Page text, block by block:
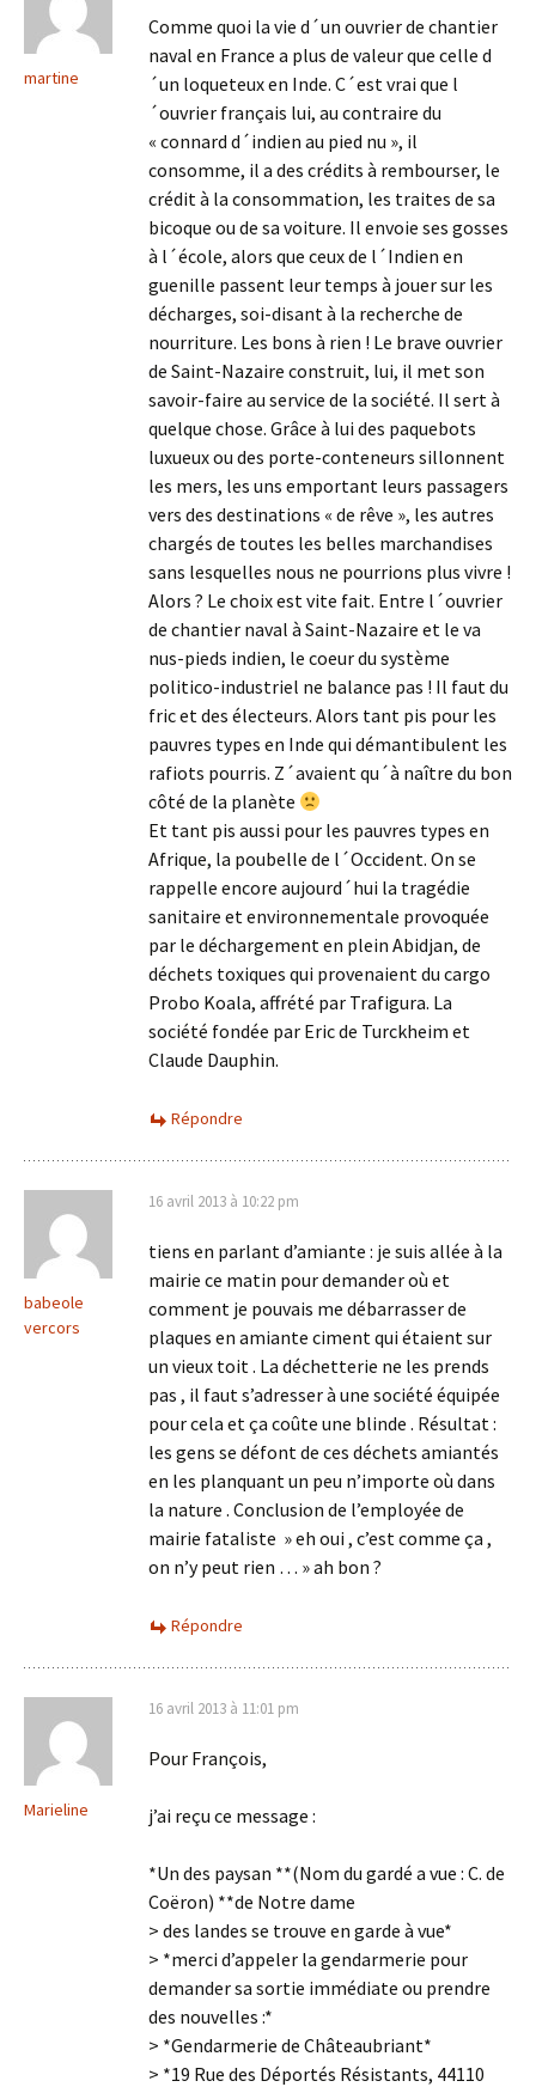
martine
Comme quoi la vie d´un ouvrier de chantier
naval en France a plus de valeur que celle d
´un loqueteux en Inde. C´est vrai que l
´ouvrier français lui, au contraire du
« connard d´indien au pied nu », il
consomme, il a des crédits à rembourser, le
crédit à la consommation, les traites de sa
bicoque ou de sa voiture. Il envoie ses gosses
à l´école, alors que ceux de l´Indien en
guenille passent leur temps à jouer sur les
décharges, soi-disant à la recherche de
nourriture. Les bons à rien ! Le brave ouvrier
de Saint-Nazaire construit, lui, il met son
savoir-faire au service de la société. Il sert à
quelque chose. Grâce à lui des paquebots
luxueux ou des porte-conteneurs sillonnent
les mers, les uns emportant leurs passagers
vers des destinations « de rêve », les autres
chargés de toutes les belles marchandises
sans lesquelles nous ne pourrions plus vivre !
Alors ? Le choix est vite fait. Entre l´ouvrier
de chantier naval à Saint-Nazaire et le va
nus-pieds indien, le coeur du système
politico-industriel ne balance pas ! Il faut du
fric et des électeurs. Alors tant pis pour les
pauvres types en Inde qui démantibulent les
rafiots pourris. Z´avaient qu´à naître du bon
côté de la planète
Et tant pis aussi pour les pauvres types en
Afrique, la poubelle de l´Occident. On se
rappelle encore aujourd´hui la tragédie
sanitaire et environnementale provoquée
par le déchargement en plein Abidjan, de
déchets toxiques qui provenaient du cargo
Probo Koala, affrété par Trafigura. La
société fondée par Eric de Turckheim et
Claude Dauphin.
Répondre
babeole
vercors
16 avril 2013 à 10:22 pm
tiens en parlant d’amiante : je suis allée à la
mairie ce matin pour demander où et
comment je pouvais me débarrasser de
plaques en amiante ciment qui étaient sur
un vieux toit . La déchetterie ne les prends
pas , il faut s’adresser à une société équipée
pour cela et ça coûte une blinde . Résultat :
les gens se défont de ces déchets amiantés
en les planquant un peu n’importe où dans
la nature . Conclusion de l’employée de
mairie fataliste » eh oui , c’est comme ça ,
on n’y peut rien … » ah bon ?
Répondre
Marieline
16 avril 2013 à 11:01 pm
Pour François,
j’ai reçu ce message :
*Un des paysan **(Nom du gardé a vue : C. de
Coëron) **de Notre dame
> des landes se trouve en garde à vue*
> *merci d’appeler la gendarmerie pour
demander sa sortie immédiate ou prendre
des nouvelles :*
> *Gendarmerie de Châteaubriant*
> *19 Rue des Déportés Résistants, 44110